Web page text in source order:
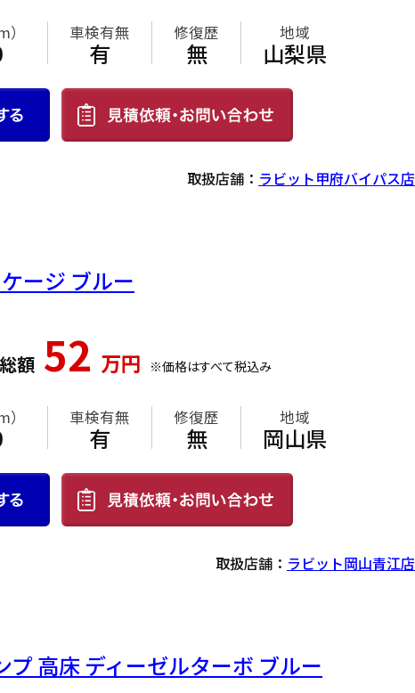
車検有無
有
修復歴
無
地域
山梨県
取扱店舗： ラビット甲府バイパス店
ージ ブルー
額 52 万円 ※価格はすべて税込み
車検有無
有
修復歴
無
地域
岡山県
取扱店舗： ラビット岡山青江店
プ 高床 ディーゼルターボ ブルー